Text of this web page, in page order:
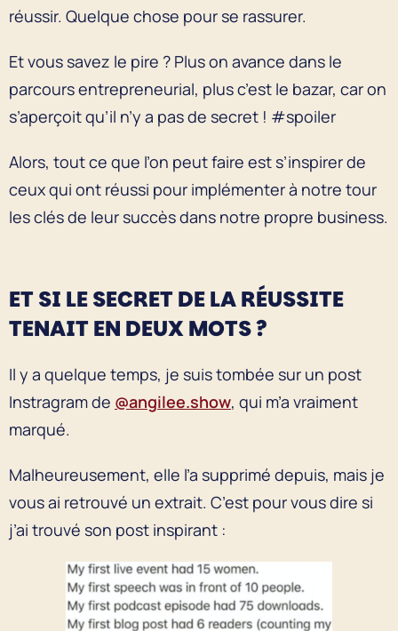
réussir. Quelque chose pour se rassurer.
Et vous savez le pire ? Plus on avance dans le
parcours entrepreneurial, plus c’est le bazar, car on
s’aperçoit qu’il n’y a pas de secret ! #spoiler
Alors, tout ce que l’on peut faire est s’inspirer de
ceux qui ont réussi pour implémenter à notre tour
les clés de leur succès dans notre propre business.
ET SI LE SECRET DE LA RÉUSSITE
TENAIT EN DEUX MOTS ?
Il y a quelque temps, je suis tombée sur un post
Instragram de @angilee.show, qui m’a vraiment
marqué.
Malheureusement, elle l’a supprimé depuis, mais je
vous ai retrouvé un extrait. C’est pour vous dire si
j’ai trouvé son post inspirant :